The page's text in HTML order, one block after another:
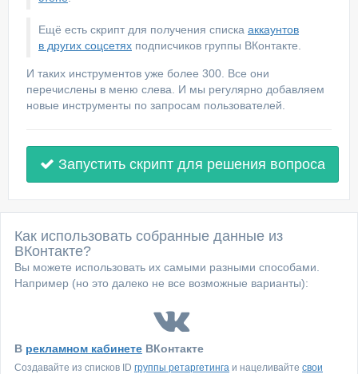
Ещё есть скрипт для получения списка аккаунтов
в других соцсетях подписчиков группы ВКонтакте.
И таких инструментов уже более 300. Все они
перечислены в меню слева. И мы регулярно добавляем
новые инструменты по запросам пользователей.
Запустить скрипт для решения вопроса
Как использовать собранные данные из
ВКонтакте?
Вы можете использовать их самыми разными способами.
Например (но это далеко не все возможные варианты):
В рекламном кабинете ВКонтакте
Создавайте из списков ID группы ретаргетинга и нацеливайте свои